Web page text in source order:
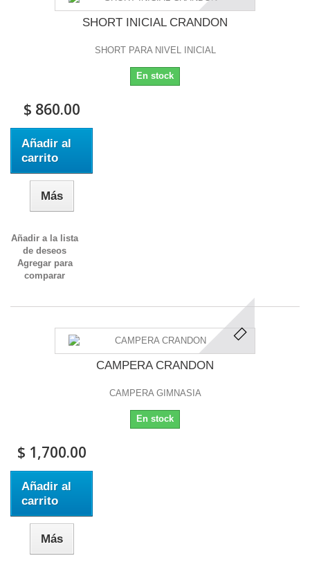
SHORT INICIAL CRANDON
SHORT PARA NIVEL INICIAL
En stock
$ 860.00
Añadir al
carrito
Más
Añadir a la lista
de deseos
Agregar para
comparar
CAMPERA CRANDON
CAMPERA GIMNASIA
En stock
$ 1,700.00
Añadir al
carrito
Más